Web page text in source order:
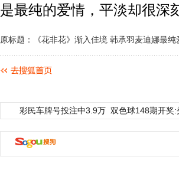
是最纯的爱情，平淡却很深
原标题：《花非花》渐入佳境 韩承羽麦迪娜最纯
彩民车牌号投注中3.9万 双色球148期开奖